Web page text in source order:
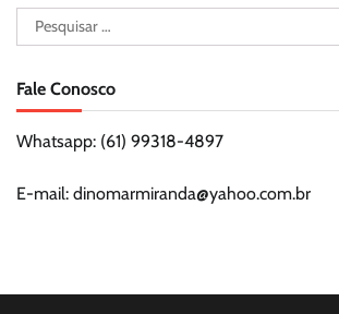
Pesquisar
por:
Fale Conosco
Whatsapp: (61) 99318-4897
E-mail: dinomarmiranda@yahoo.com.br